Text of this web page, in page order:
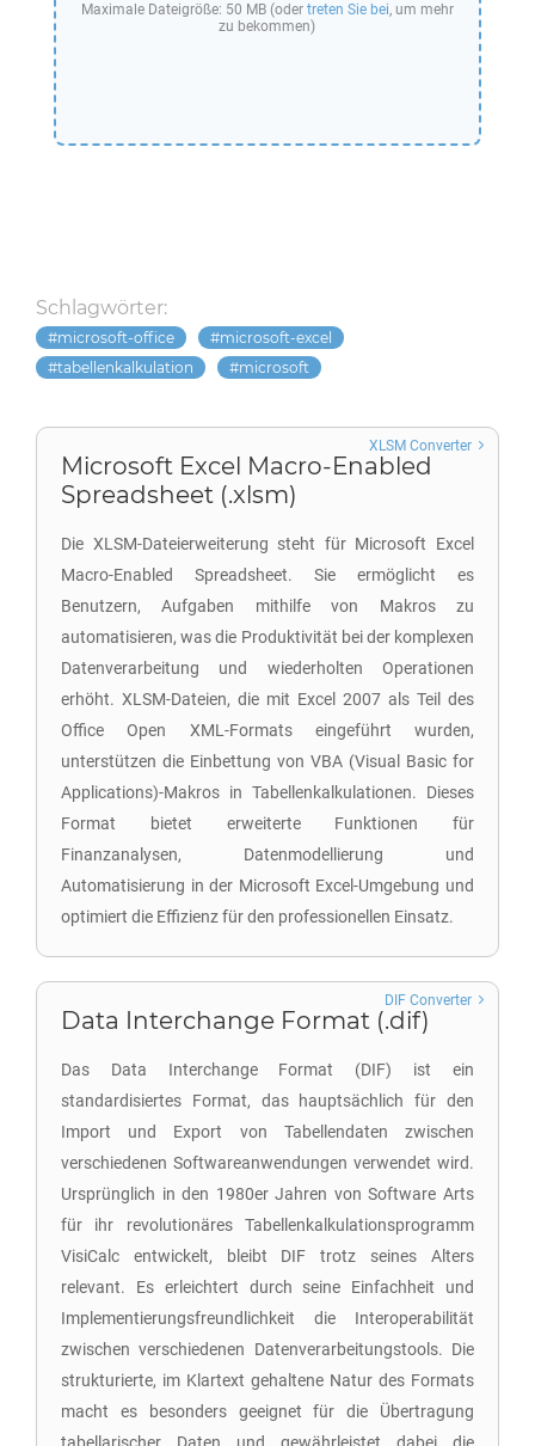
Maximale Dateigröße: 50 MB (oder treten Sie bei, um mehr
zu bekommen)
Schlagwörter:
microsoft-office
microsoft-excel
tabellenkalkulation
microsoft
Microsoft Excel Macro-Enabled
Spreadsheet (.xlsm)
Die XLSM-Dateierweiterung steht für Microsoft Excel
Macro-Enabled Spreadsheet. Sie ermöglicht es
Benutzern, Aufgaben mithilfe von Makros zu
automatisieren, was die Produktivität bei der komplexen
Datenverarbeitung und wiederholten Operationen
erhöht. XLSM-Dateien, die mit Excel 2007 als Teil des
Office Open XML-Formats eingeführt wurden,
unterstützen die Einbettung von VBA (Visual Basic for
Applications)-Makros in Tabellenkalkulationen. Dieses
Format bietet erweiterte Funktionen für
Finanzanalysen, Datenmodellierung und
Automatisierung in der Microsoft Excel-Umgebung und
optimiert die Effizienz für den professionellen Einsatz.
XLSM Converter
Data Interchange Format (.dif)
Das Data Interchange Format (DIF) ist ein
standardisiertes Format, das hauptsächlich für den
Import und Export von Tabellendaten zwischen
verschiedenen Softwareanwendungen verwendet wird.
Ursprünglich in den 1980er Jahren von Software Arts
für ihr revolutionäres Tabellenkalkulationsprogramm
VisiCalc entwickelt, bleibt DIF trotz seines Alters
relevant. Es erleichtert durch seine Einfachheit und
Implementierungsfreundlichkeit die Interoperabilität
zwischen verschiedenen Datenverarbeitungstools. Die
strukturierte, im Klartext gehaltene Natur des Formats
macht es besonders geeignet für die Übertragung
DIF Converter